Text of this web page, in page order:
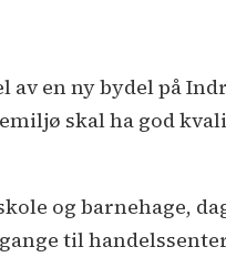
av en ny bydel på
skal ha god
og barnehage,
til